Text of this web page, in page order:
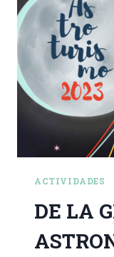
ACTIVIDADES
DE LA